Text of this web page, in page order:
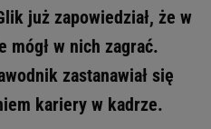
już zapowiedział, że w
mógł w nich zagrać.
zastanawiał się
kariery w kadrze.